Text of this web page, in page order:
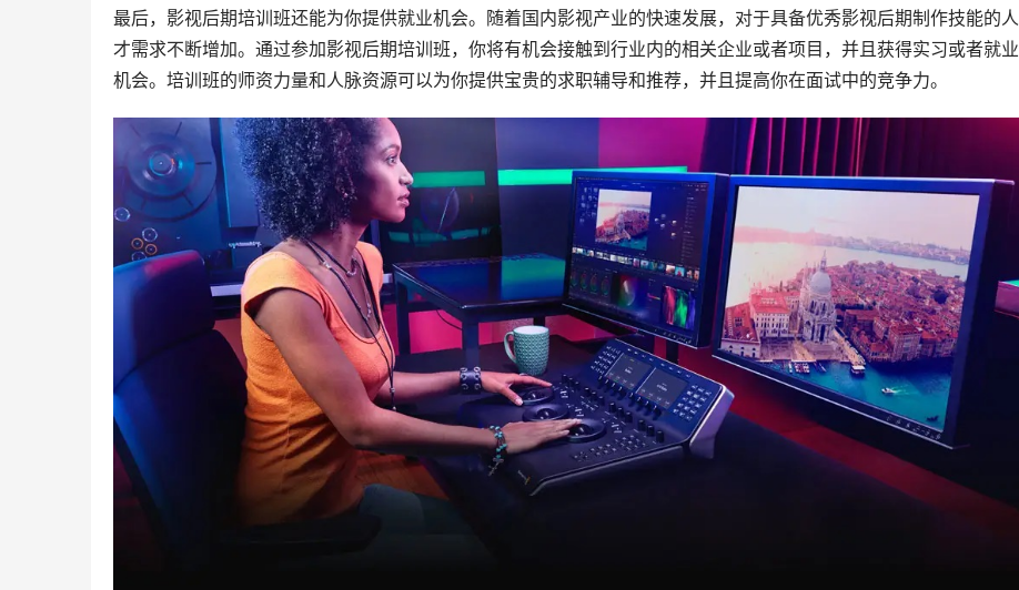
最后，影视后期培训班还能为你提供就业机会。随着国内影视产业的快速发展，对于具备优秀影视后期制作技能的人
才需求不断增加。通过参加影视后期培训班，你将有机会接触到行业内的相关企业或者项目，并且获得实习或者就业
机会。培训班的师资力量和人脉资源可以为你提供宝贵的求职辅导和推荐，并且提高你在面试中的竞争力。